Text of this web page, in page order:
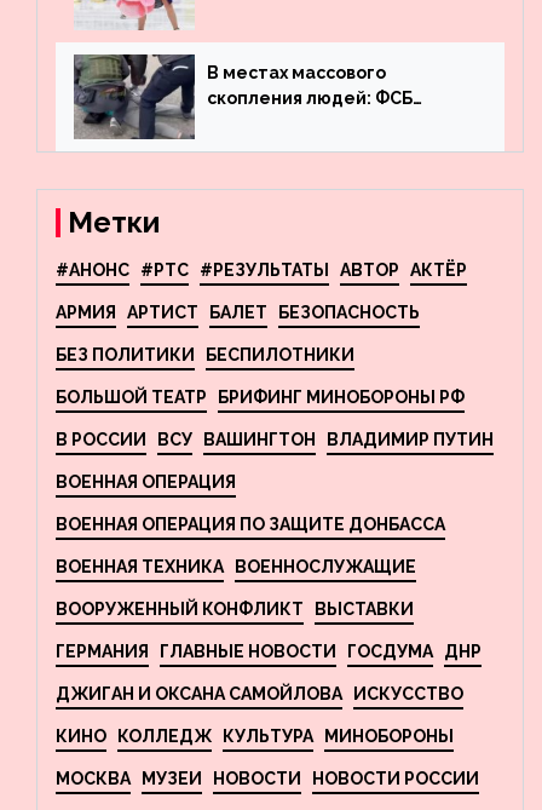
что обсуждают в мире
фигурного катания
В местах массового
скопления людей: ФСБ
террористов, планировавших
Метки
#АНОНС #РТС #РЕЗУЛЬТАТЫ АВТОР АКТЁР
АРМИЯ АРТИСТ БАЛЕТ БЕЗОПАСНОСТЬ
БЕЗ ПОЛИТИКИ БЕСПИЛОТНИКИ
БОЛЬШОЙ ТЕАТР БРИФИНГ МИНОБОРОНЫ РФ
В РОССИИ ВСУ ВАШИНГТОН ВЛАДИМИР ПУТИН
ВОЕННАЯ ОПЕРАЦИЯ
ВОЕННАЯ ОПЕРАЦИЯ ПО ЗАЩИТЕ ДОНБАССА
ВОЕННАЯ ТЕХНИКА ВОЕННОСЛУЖАЩИЕ
ВООРУЖЕННЫЙ КОНФЛИКТ ВЫСТАВКИ
ГЕРМАНИЯ ГЛАВНЫЕ НОВОСТИ ГОСДУМА ДНР
ДЖИГАН И ОКСАНА САМОЙЛОВА ИСКУССТВО
КИНО КОЛЛЕДЖ КУЛЬТУРА МИНОБОРОНЫ
МОСКВА МУЗЕИ НОВОСТИ НОВОСТИ РОССИИ